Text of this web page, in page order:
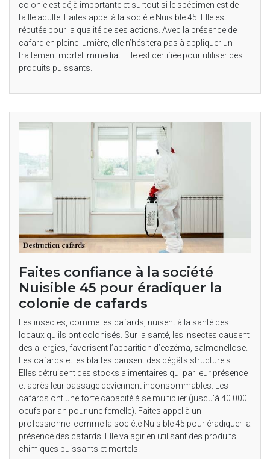
colonie est déjà importante et surtout si le spécimen est de
taille adulte. Faites appel à la société Nuisible 45. Elle est
réputée pour la qualité de ses actions. Avec la présence de
cafard en pleine lumière, elle n’hésitera pas à appliquer un
traitement mortel immédiat. Elle est certifiée pour utiliser des
produits puissants.
Faites confiance à la société
Nuisible 45 pour éradiquer la
colonie de cafards
Les insectes, comme les cafards, nuisent à la santé des
locaux qu’ils ont colonisés. Sur la santé, les insectes causent
des allergies, favorisent l’apparition d’eczéma, salmonellose.
Les cafards et les blattes causent des dégâts structurels.
Elles détruisent des stocks alimentaires qui par leur présence
et après leur passage deviennent inconsommables. Les
cafards ont une forte capacité à se multiplier (jusqu’à 40 000
oeufs par an pour une femelle). Faites appel à un
professionnel comme la société Nuisible 45 pour éradiquer la
présence des cafards. Elle va agir en utilisant des produits
chimiques puissants et mortels.